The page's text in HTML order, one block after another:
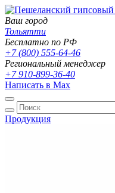
Ваш город
Тольятти
Бесплатно по РФ
+7 (800) 555-64-46
Региональный менеджер
+7 910-899-36-40
Написать в Max
Продукция